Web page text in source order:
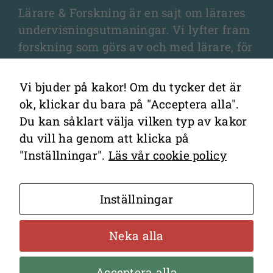
undervisningsutmaningar. Vi lyfter fram
forskning som görs av och med lärare, för
lärare, och som fördjupar olika aspekter
av undervisningen och elevernas
lärande.
Cookies
Hantering av personuppgifter
Bakom sajten stårLärarstiftelsen
Vi bjuder på kakor! Om du tycker det är
ok, klickar du bara på "Acceptera alla".
Du kan såklart välja vilken typ av kakor
du vill ha genom att klicka på
"Inställningar". Läs vår cookie policy
Inställningar
Neka alla
Om du nekar
de här
kakorna
kommer viss
att försvinna
från
webbplatsen.
Marknadsföring
Genom att dela
med dig av dina
intressen och ditt
surfar ökar du
chansen att få se